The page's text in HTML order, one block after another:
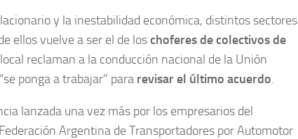
y la inestabilidad económica, distintos sectores
ellos vuelve a ser el de loschoferes de colectivos de
reclaman a la conducción nacional de la Unión
ponga a trabajar” para revisar el último acuerdo.
lanzada una vez más por los empresarios del
Argentina de Transportadores por Automotor